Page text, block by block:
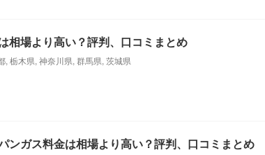
相場より高い？評判、口コミまとめ
, 栃木県, 神奈川県, 群馬県, 茨城県
ンガス料金は相場より高い？評判、口コミまとめ